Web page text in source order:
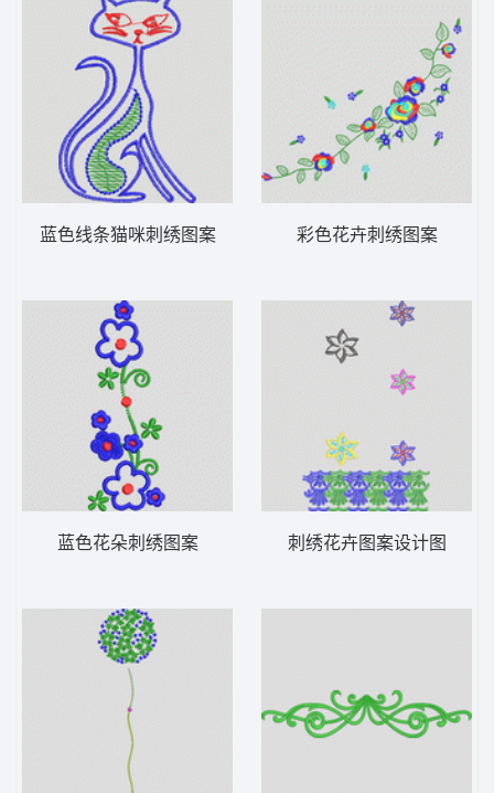
蓝色线条猫咪刺绣图案
蓝色花朵刺绣图案
彩色花卉刺绣图案
刺绣花卉图案设计图